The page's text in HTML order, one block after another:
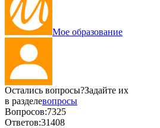
Мое образование
Остались вопросы?Задайте их
в разделевопросы
Вопросов:7325
Ответов:31408